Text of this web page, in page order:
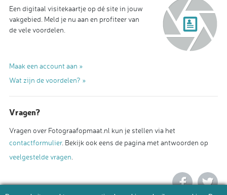
Een digitaal visitekaartje op dé site in jouw
vakgebied. Meld je nu aan en profiteer van
de vele voordelen.
Maak een account aan »
Wat zijn de voordelen? »
Vragen?
Vragen over Fotograafopmaat.nl kun je stellen via het
contactformulier. Bekijk ook eens de pagina met antwoorden op
veelgestelde vragen